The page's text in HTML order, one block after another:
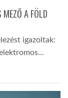
A FÖLD
igazoltak: